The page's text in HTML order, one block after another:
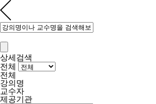
상세검색
전체
전체
강의명
교수자
제공기관